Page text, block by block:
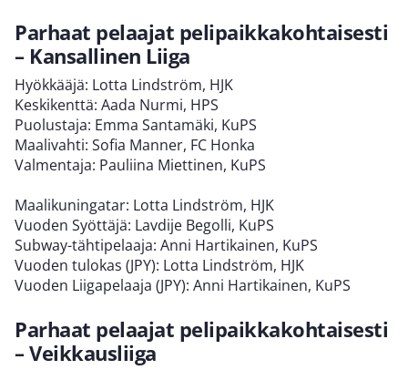
Parhaat pelaajat pelipaikkakohtaisesti
– Kansallinen Liiga
Hyökkääjä: Lotta Lindström, HJK
Keskikenttä: Aada Nurmi, HPS
Puolustaja: Emma Santamäki, KuPS
Maalivahti: Sofia Manner, FC Honka
Valmentaja: Pauliina Miettinen, KuPS
Maalikuningatar: Lotta Lindström, HJK
Vuoden Syöttäjä: Lavdije Begolli, KuPS
Subway-tähtipelaaja: Anni Hartikainen, KuPS
Vuoden tulokas (JPY): Lotta Lindström, HJK
Vuoden Liigapelaaja (JPY): Anni Hartikainen, KuPS
Parhaat pelaajat pelipaikkakohtaisesti
– Veikkausliiga